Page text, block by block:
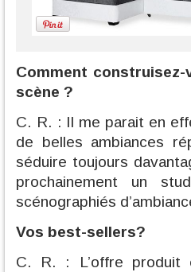
Comment
scène ?
C. R. : Il me parait en
de belles ambiances
séduire toujours
prochainement un
scénographiés
Vos best-sellers?
C. R. : L’offre produit